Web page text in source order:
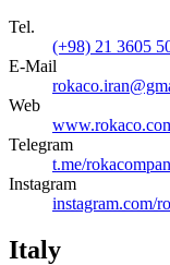
Tel.
(+98) 21 3605
E-Mail
Web
Telegram
t.me/
Instagram
instagram.com/
Italy